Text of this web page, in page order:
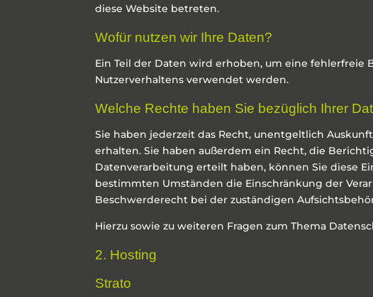
diese Website betreten.
Wofür nutzen wir Ihre Daten?
Ein Teil der Daten wird erhoben, um eine fehlerfreie
Nutzerverhaltens verwendet werden.
Welche Rechte haben Sie bezüglich Ihrer
Sie haben jederzeit das Recht, unentgeltlich
erhalten. Sie haben außerdem ein Recht, die
Datenverarbeitung erteilt haben, können Sie diese
bestimmten Umständen die Einschränkung der
Beschwerderecht bei der zuständigen
Hierzu sowie zu weiteren Fragen zum Thema
2. Hosting
Strato